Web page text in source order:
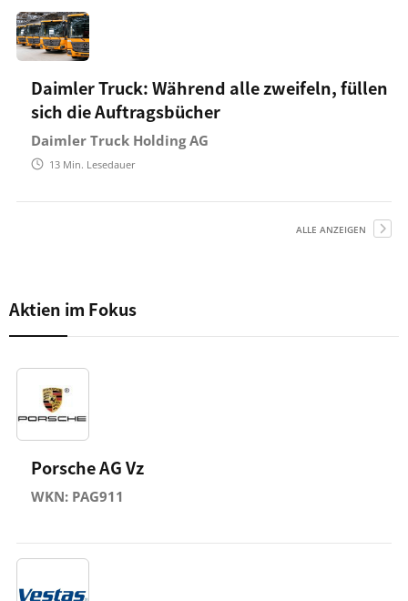
Daimler Truck: Während alle zweifeln, füllen
sich die Auftragsbücher
Daimler Truck Holding AG
13 Min. Lesedauer
ALLE ANZEIGEN
Aktien im Fokus
Porsche AG Vz
WKN: PAG911